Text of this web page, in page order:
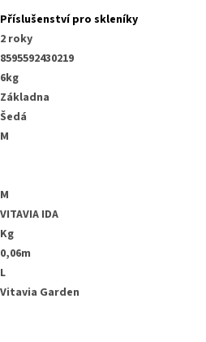
Příslušenství pro skleníky
2 roky
8595592430219
6kg
základna
šedá
m
m
VITAVIA IDA
kg
0,06m
L
Vitavia Garden